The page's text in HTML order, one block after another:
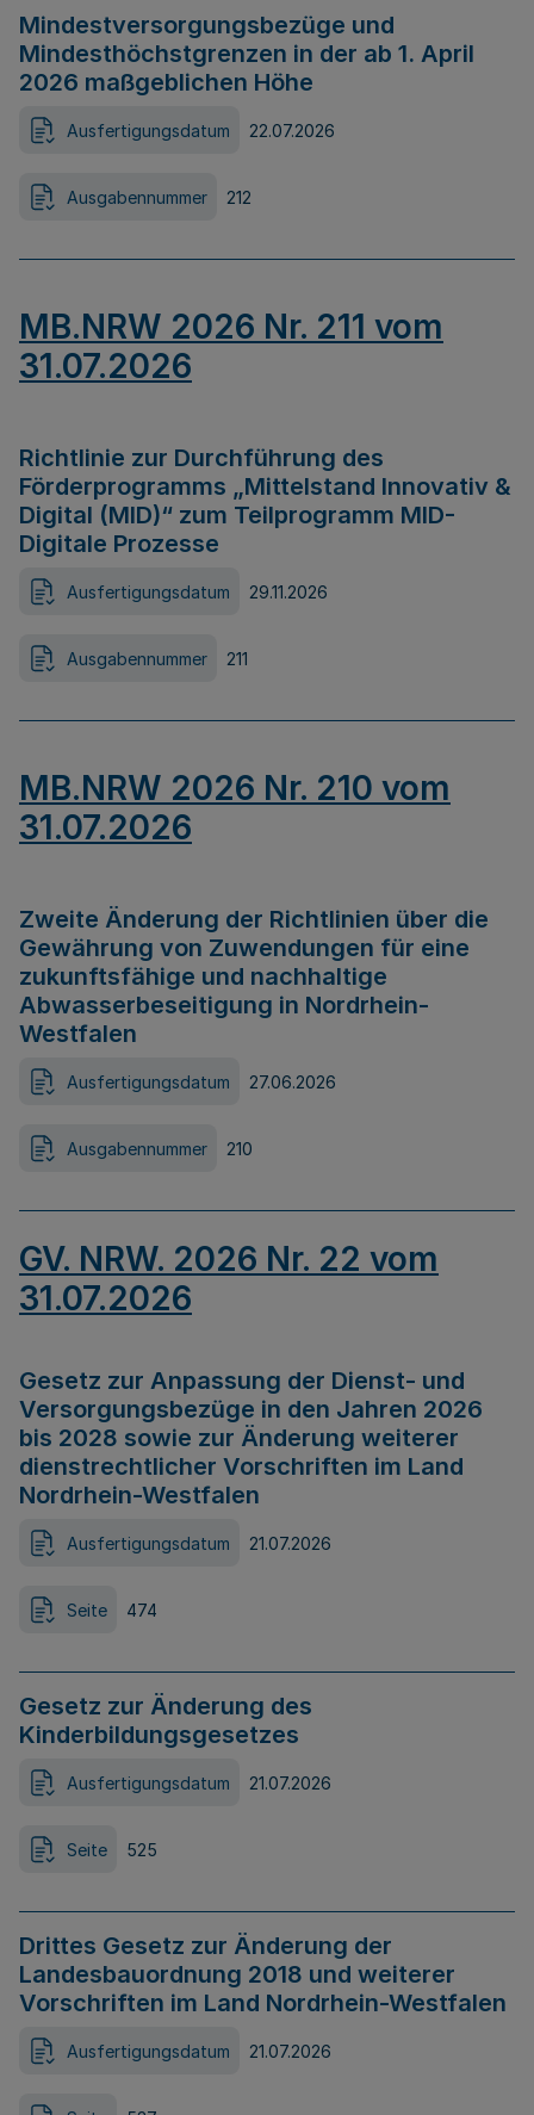
Mindestversorgungsbezüge und
Mindesthöchstgrenzen in der ab 1. April
2026 maßgeblichen Höhe
Ausfertigungsdatum 22.07.2026
Ausgabennummer 212
MB.NRW 2026 Nr. 211 vom
31.07.2026
Richtlinie zur Durchführung des
Förderprogramms „Mittelstand Innovativ &
Digital (MID)“ zum Teilprogramm MID-
Digitale Prozesse
Ausfertigungsdatum 29.11.2026
Ausgabennummer 211
MB.NRW 2026 Nr. 210 vom
31.07.2026
Zweite Änderung der Richtlinien über die
Gewährung von Zuwendungen für eine
zukunftsfähige und nachhaltige
Abwasserbeseitigung in Nordrhein-
Westfalen
Ausfertigungsdatum 27.06.2026
Ausgabennummer 210
GV. NRW. 2026 Nr. 22 vom
31.07.2026
Gesetz zur Anpassung der Dienst- und
Versorgungsbezüge in den Jahren 2026
bis 2028 sowie zur Änderung weiterer
dienstrechtlicher Vorschriften im Land
Nordrhein-Westfalen
Ausfertigungsdatum 21.07.2026
Seite 474
Gesetz zur Änderung des
Kinderbildungsgesetzes
Ausfertigungsdatum 21.07.2026
Seite 525
Drittes Gesetz zur Änderung der
Landesbauordnung 2018 und weiterer
Vorschriften im Land Nordrhein-Westfalen
Ausfertigungsdatum 21.07.2026